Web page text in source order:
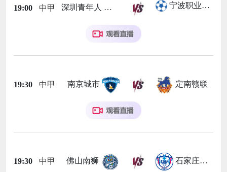
19:00 中甲 深圳青年人 宁波职业足球俱乐部
19:30 中甲 南京城市 定南赣联
19:30 中甲 佛山南狮 石家庄功夫